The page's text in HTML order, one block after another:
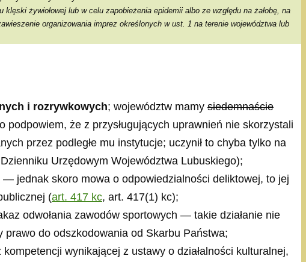
klęski żywiołowej lub w celu zapobieżenia epidemii albo ze względu na żałobę, na
organizowania imprez określonych w ust. 1 na terenie województwa lub
i rozrywkowych; województw mamy siedemnaście
że z przysługujących uprawnień nie skorzystali
przez podległe mu instytucje; uczynił to chyba tylko na
Urzędowym Województwa Lubuskiego);
jednak skoro mowa o odpowiedzialności deliktowej, to jej
(art. 417 kc, art. 417(1) kc);
odwołania zawodów sportowych — takie działanie nie
prawo do odszkodowania od Skarbu Państwa;
wynikającej z ustawy o działalności kulturalnej,